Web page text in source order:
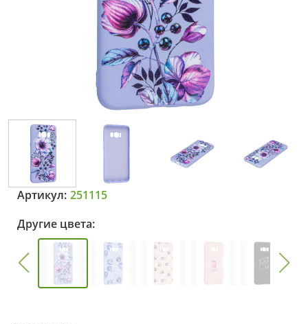
Артикул: 251115
Другие цвета: